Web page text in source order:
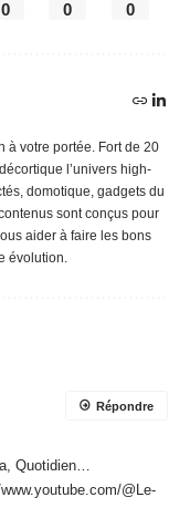
0 0 0
à votre portée. Fort de 20
l’univers high-
domotique, gadgets du
sont conçus pour
aider à faire les bons
évolution.
Quotidien…
@Le-
Répondre